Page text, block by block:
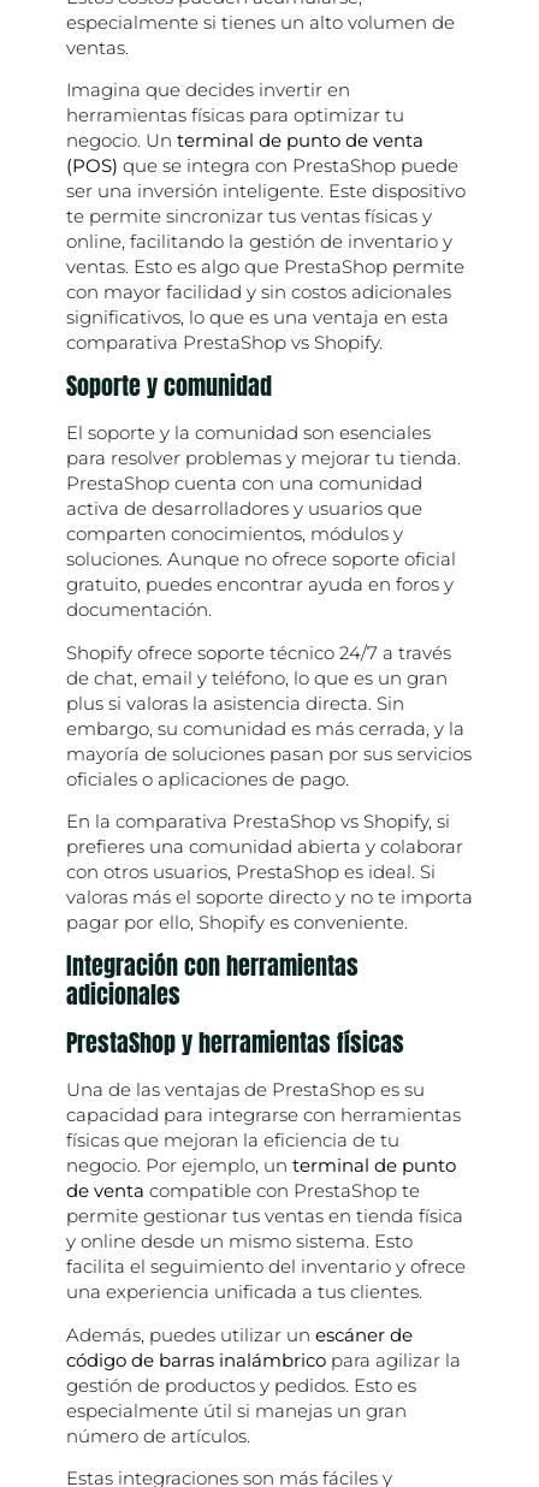
especialmente si tienes un alto volumen de
ventas.
Imagina que decides invertir en
herramientas físicas para optimizar tu
negocio. Un terminal de punto de venta
(POS) que se integra con PrestaShop puede
ser una inversión inteligente. Este dispositivo
te permite sincronizar tus ventas físicas y
online, facilitando la gestión de inventario y
ventas. Esto es algo que PrestaShop permite
con mayor facilidad y sin costos adicionales
significativos, lo que es una ventaja en esta
comparativa PrestaShop vs Shopify.
Soporte y comunidad
El soporte y la comunidad son esenciales
para resolver problemas y mejorar tu tienda.
PrestaShop cuenta con una comunidad
activa de desarrolladores y usuarios que
comparten conocimientos, módulos y
soluciones. Aunque no ofrece soporte oficial
gratuito, puedes encontrar ayuda en foros y
documentación.
Shopify ofrece soporte técnico 24/7 a través
de chat, email y teléfono, lo que es un gran
plus si valoras la asistencia directa. Sin
embargo, su comunidad es más cerrada, y la
mayoría de soluciones pasan por sus servicios
oficiales o aplicaciones de pago.
En la comparativa PrestaShop vs Shopify, si
prefieres una comunidad abierta y colaborar
con otros usuarios, PrestaShop es ideal. Si
valoras más el soporte directo y no te importa
pagar por ello, Shopify es conveniente.
Integración con herramientas
adicionales
PrestaShop y herramientas físicas
Una de las ventajas de PrestaShop es su
capacidad para integrarse con herramientas
físicas que mejoran la eficiencia de tu
negocio. Por ejemplo, un terminal de punto
de venta compatible con PrestaShop te
permite gestionar tus ventas en tienda física
y online desde un mismo sistema. Esto
facilita el seguimiento del inventario y ofrece
una experiencia unificada a tus clientes.
Además, puedes utilizar un escáner de
código de barras inalámbricopara agilizar la
gestión de productos y pedidos. Esto es
especialmente útil si manejas un gran
número de artículos.
Estas integraciones son más fáciles y